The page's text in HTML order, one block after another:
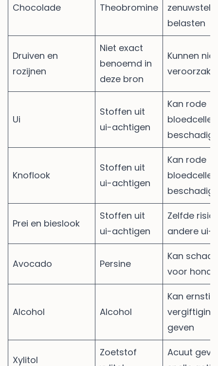
Chocolade Theobromine
belasten
Druiven en
rozijnen
Niet exact
benoemd in
deze bron
Kunnen
Ui
Stoffen uit
ui-achtigen
Kan rode
bloedcellen
Knoflook
Stoffen uit
ui-achtigen
Kan rode
bloedcellen
Prei en bieslook
Stoffen uit
ui-achtigen
Zelfde
andere ui-
Avocado Persine
Kan
voor
Alcohol Alcohol
Kan
geven
Xylitol
Zoetstof
Acuut